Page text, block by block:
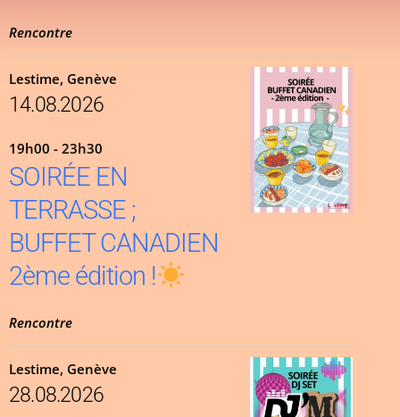
Rencontre
Lestime, Genève
14.08.2026
19h00 - 23h30
SOIRÉE EN
TERRASSE ;
BUFFET CANADIEN
2ème édition !
Rencontre
Lestime, Genève
28.08.2026